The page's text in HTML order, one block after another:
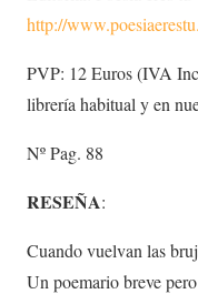
http://
PVP: 12 Euros (IVA
librería habitual y en
Nº Pag. 88
RESEÑA:
Cuando vuelvan las
Un poemario breve